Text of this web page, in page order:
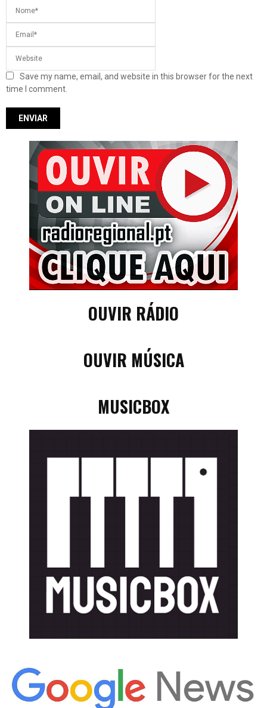
Save my name, email, and website in this browser for the next
time I comment.
OUVIR RÁDIO
OUVIR MÚSICA
MUSICBOX